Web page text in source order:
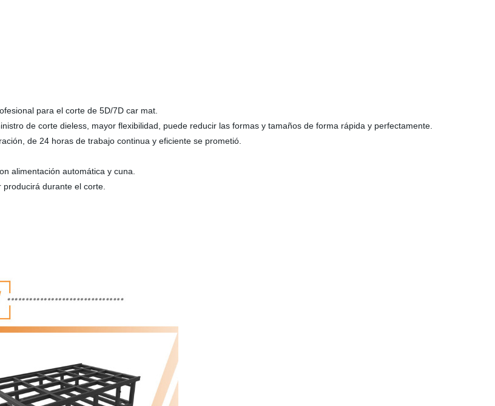
para el corte de 5D/7D car mat.
de corte dieless, mayor flexibilidad, puede reducir las formas y tamaños de forma rápida y perfectamente.
de 24 horas de trabajo continua y eficiente se prometió.
alimentación automática y cuna.
durante el corte.